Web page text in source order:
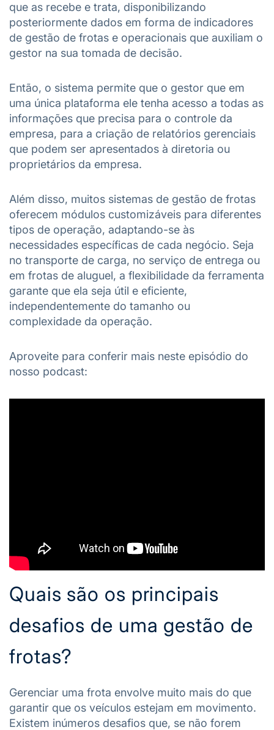
que as recebe e trata, disponibilizando
posteriormente dados em forma de indicadores
de gestão de frotas e operacionais que auxiliam o
gestor na sua tomada de decisão.
Então, o sistema permite que o gestor que em
uma única plataforma ele tenha acesso a todas as
informações que precisa para o controle da
empresa, para a criação de relatórios gerenciais
que podem ser apresentados à diretoria ou
proprietários da empresa.
Além disso, muitos sistemas de gestão de frotas
oferecem módulos customizáveis para diferentes
tipos de operação, adaptando-se às
necessidades específicas de cada negócio. Seja
no transporte de carga, no serviço de entrega ou
em frotas de aluguel, a flexibilidade da ferramenta
garante que ela seja útil e eficiente,
independentemente do tamanho ou
complexidade da operação.
Aproveite para conferir mais neste episódio do
nosso podcast:
Quais são os principais
desafios de uma gestão de
frotas?
Gerenciar uma frota envolve muito mais do que
garantir que os veículos estejam em movimento.
Existem inúmeros desafios que, se não forem